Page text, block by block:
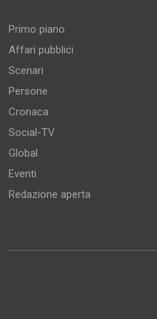
Primo piano
Affari pubblici
Scenari
Persone
Cronaca
Social-TV
Global
Eventi
Redazione aperta